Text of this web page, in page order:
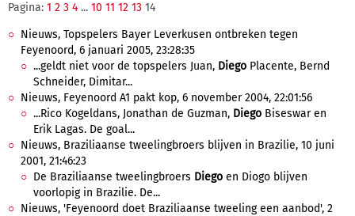
Pagina: 1 2 3 4 ... 10 11 12 13 14
Nieuws, Topspelers Bayer Leverkusen ontbreken tegen
Feyenoord, 6 januari 2005, 23:28:35
...geldt niet voor de topspelers Juan, Diego Placente, Bernd
Schneider, Dimitar...
Nieuws, Feyenoord A1 pakt kop, 6 november 2004, 22:01:56
...Rico Kogeldans, Jonathan de Guzman, Diego Biseswar en
Erik Lagas. De goal...
Nieuws, Braziliaanse tweelingbroers blijven in Brazilie, 10 juni
2001, 21:46:23
De Braziliaanse tweelingbroers Diego en Diogo blijven
voorlopig in Brazilie. De...
Nieuws, 'Feyenoord doet Braziliaanse tweeling een aanbod', 2